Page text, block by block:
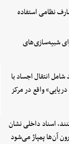
نظامی استفاده
شبیه‌سازی‌های
فرآیند شامل انتقال اجساد با
واقع در مرکز
اسناد داخلی نشان
آن‌ها پمپاژ می‌شود